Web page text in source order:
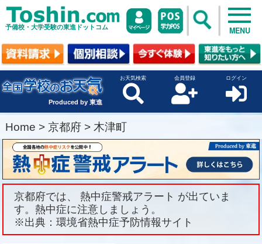
予備校・大学受験の東進ドットコム MENU
Produced by 東進
お天気検索 会員登録 ログイン
Home > 京都府 > 木津町
京都府では、 熱中症警戒アラート が出ていま
す。熱中症に注意しましょう。
※出典：環境省熱中症予防情報サイト